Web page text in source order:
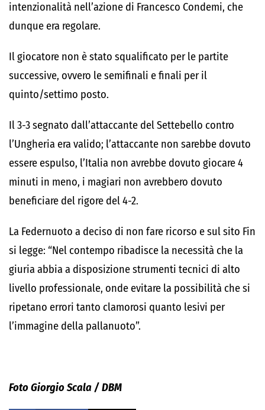
intenzionalità nell’azione di Francesco Condemi, che
dunque era regolare.
Il giocatore non è stato squalificato per le partite
successive, ovvero le semifinali e finali per il
quinto/settimo posto.
Il 3-3 segnato dall’attaccante del Settebello contro
l’Ungheria era valido; l’attaccante non sarebbe dovuto
essere espulso, l’Italia non avrebbe dovuto giocare 4
minuti in meno, i magiari non avrebbero dovuto
beneficiare del rigore del 4-2.
La Federnuoto a deciso di non fare ricorso e sul sito Fin
si legge: “Nel contempo ribadisce la necessità che la
giuria abbia a disposizione strumenti tecnici di alto
livello professionale, onde evitare la possibilità che si
ripetano errori tanto clamorosi quanto lesivi per
l’immagine della pallanuoto”.
Foto Giorgio Scala / DBM